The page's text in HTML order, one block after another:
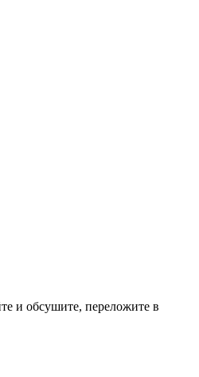
и обсушите, переложите в